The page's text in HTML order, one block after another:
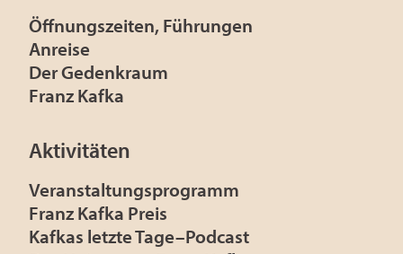
Öffnungszeiten, Führungen
Anreise
Der Gedenkraum
Franz Kafka
Aktivitäten
Veranstaltungsprogramm
Franz Kafka Preis
Kafkas letzte Tage–Podcast